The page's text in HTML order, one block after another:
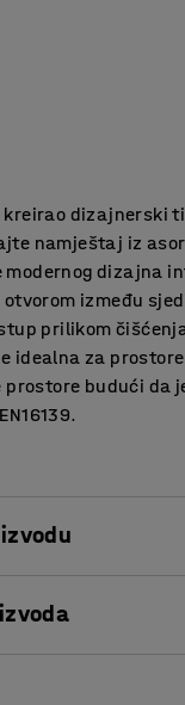
kreirao dizajnerski
namještaj iz
modernog dizajna
između
prilikom
idealna za
prostore budući da
salona i